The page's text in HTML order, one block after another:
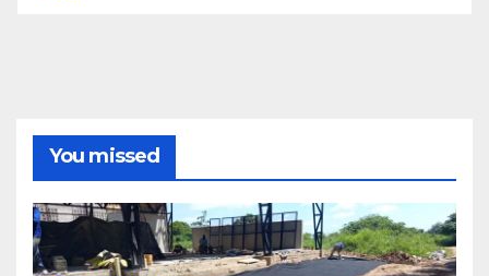
You missed